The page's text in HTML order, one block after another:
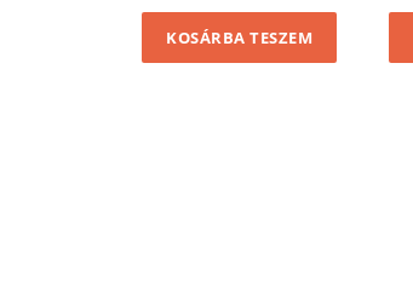
KOSÁRBA TESZEM